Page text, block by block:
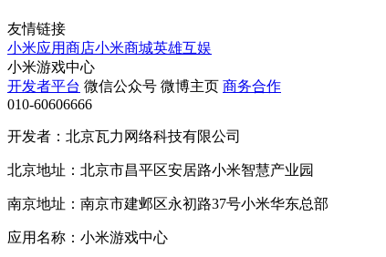
友情链接
小米应用商店小米商城英雄互娱
小米游戏中心
开发者平台 微信公众号 微博主页 商务合作
010-60606666
开发者：北京瓦力网络科技有限公司
北京地址：北京市昌平区安居路小米智慧产业园
南京地址：南京市建邺区永初路37号小米华东总部
应用名称：小米游戏中心